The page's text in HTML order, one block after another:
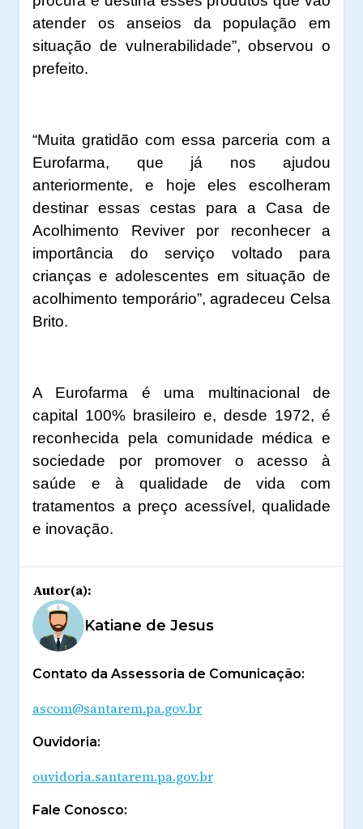
atender os anseios da população em
situação de vulnerabilidade”, observou o
prefeito.
“Muita gratidão com essa parceria com a
Eurofarma, que já nos ajudou
anteriormente, e hoje eles escolheram
destinar essas cestas para a Casa de
Acolhimento Reviver por reconhecer a
importância do serviço voltado para
crianças e adolescentes em situação de
acolhimento temporário”, agradeceu Celsa
Brito.
A Eurofarma é uma multinacional de
capital 100% brasileiro e, desde 1972, é
reconhecida pela comunidade médica e
sociedade por promover o acesso à
saúde e à qualidade de vida com
tratamentos a preço acessível, qualidade
e inovação.
Autor(a):
Katiane de Jesus
Contato da Assessoria de Comunicação:
ascom@santarem.pa.gov.br
Ouvidoria:
ouvidoria.santarem.pa.gov.br
Fale Conosco: